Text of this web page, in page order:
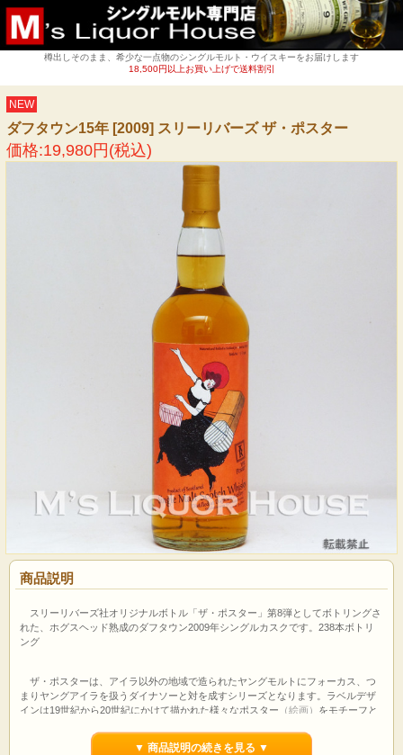
樽出しそのまま、希少な一点物のシングルモルト・ウイスキーをお届けします
18,500円以上お買い上げで送料割引
NEW
ダフタウン15年 [2009] スリーリバーズ ザ・ポスター
価格:19,980円(税込)
商品説明
スリーリバーズ社オリジナルボトル「ザ・ポスター」第8弾としてボトリングさ
れた、ホグスヘッド熟成のダフタウン2009年シングルカスクです。238本ボトリ
ング
ザ・ポスターは、アイラ以外の地域で造られたヤングモルトにフォーカス、つ
まりヤングアイラを扱うダイナソーと対を成すシリーズとなります。ラベルデザ
インは19世紀から20世紀にかけて描かれた様々なポスター （絵画） をモチーフと
ネット・カッピエロのイラストを採用しました。
▼ 商品説明の続きを見る ▼